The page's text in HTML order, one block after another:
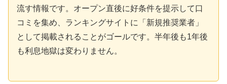
流す情報です。オープン直後に好条件を提示して口
コミを集め、ランキングサイトに「新規推奨業者」
として掲載されることがゴールです。半年後も1年後
も利息地獄は変わりません。